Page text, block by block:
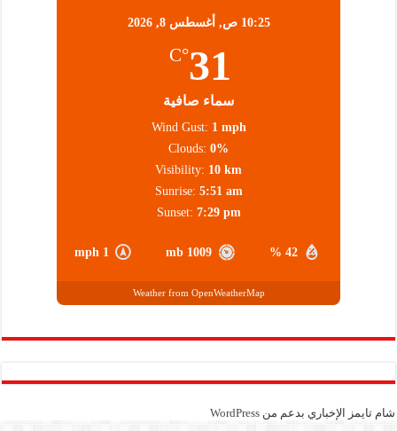
10:25 ص, أغسطس 8, 2026
31
°C
سماء صافية
42 %
1009 mb
1 mph
Wind Gust: 1 mph
Clouds: 0%
Visibility: 10 km
Sunrise: 5:51 am
Sunset: 7:29 pm
Weather from OpenWeatherMap
شام تايمز الإخباري بدعم منWordPress